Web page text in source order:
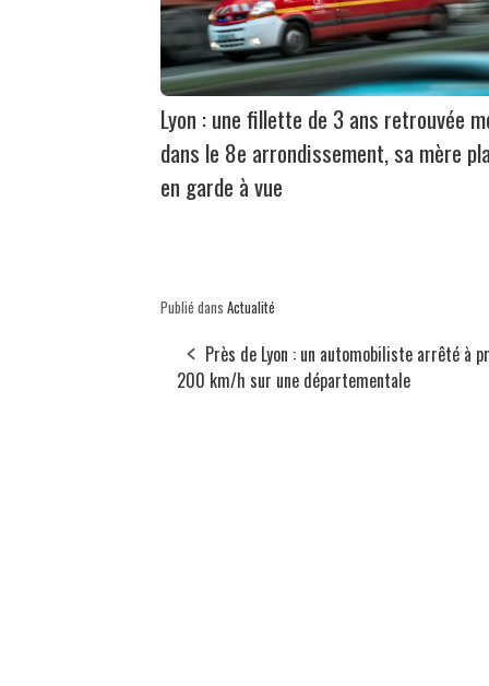
Lyon : une fillette de 3 ans retrouvée
dans le 8e arrondissement, sa mère
en garde à vue
Publié dans Actualité
Près de Lyon : un automobiliste arrêté à
200 km/h sur une départementale